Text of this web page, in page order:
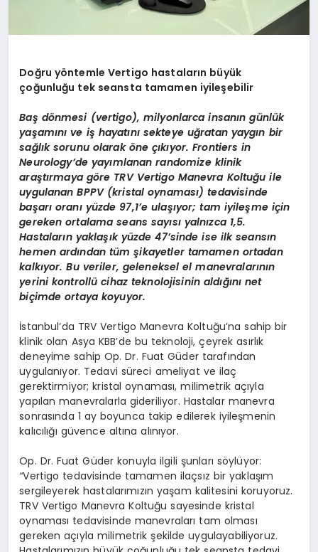
Doğru yöntemle Vertigo hastaların büyük
çoğunluğu tek seansta tamamen iyileşebilir
Baş dönmesi (vertigo), milyonlarca insanın günlük
yaşamını ve iş hayatını sekteye uğratan yaygın bir
sağlık sorunu olarak öne çıkıyor. Frontiers in
Neurology’de yayımlanan randomize klinik
araştırmaya göre TRV Vertigo Manevra Koltuğu ile
uygulanan BPPV (kristal oynaması) tedavisinde
başarı oranı yüzde 97,1’e ulaşıyor; tam iyileşme için
gereken ortalama seans sayısı yalnızca 1,5.
Hastaların yaklaşık yüzde 47’sinde ise ilk seansın
hemen ardından tüm şikayetler tamamen ortadan
kalkıyor. Bu veriler, geleneksel el manevralarının
yerini kontrollü cihaz teknolojisinin aldığını net
biçimde ortaya koyuyor.
İstanbul’da TRV Vertigo Manevra Koltuğu’na sahip bir
klinik olan Asya KBB’de bu teknoloji, çeyrek asırlık
deneyime sahip Op. Dr. Fuat Güder tarafından
uygulanıyor. Tedavi süreci ameliyat ve ilaç
gerektirmiyor; kristal oynaması, milimetrik açıyla
yapılan manevralarla gideriliyor. Hastalar manevra
sonrasında 1 ay boyunca takip edilerek iyileşmenin
kalıcılığı güvence altına alınıyor.
Op. Dr. Fuat Güder konuyla ilgili şunları söylüyor:
“Vertigo tedavisinde tamamen ilaçsız bir yaklaşım
sergileyerek hastalarımızın yaşam kalitesini koruyoruz.
TRV Vertigo Manevra Koltuğu sayesinde kristal
oynaması tedavisinde manevraları tam olması
gereken açıyla milimetrik şekilde uygulayabiliyoruz.